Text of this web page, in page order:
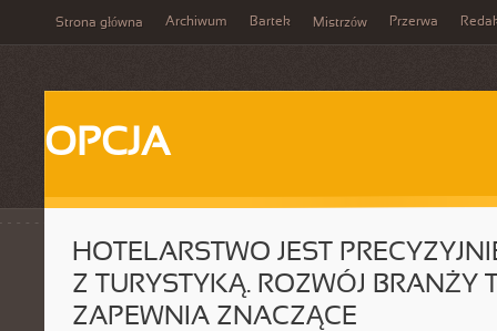
Strona główna Archiwum Bartek Mistrzów Przerwa
OPCJA
HOTELARSTWO JEST
Z TURYSTYKĄ. ROZWÓJ BRANŻY
ZAPEWNIA ZNACZĄCE